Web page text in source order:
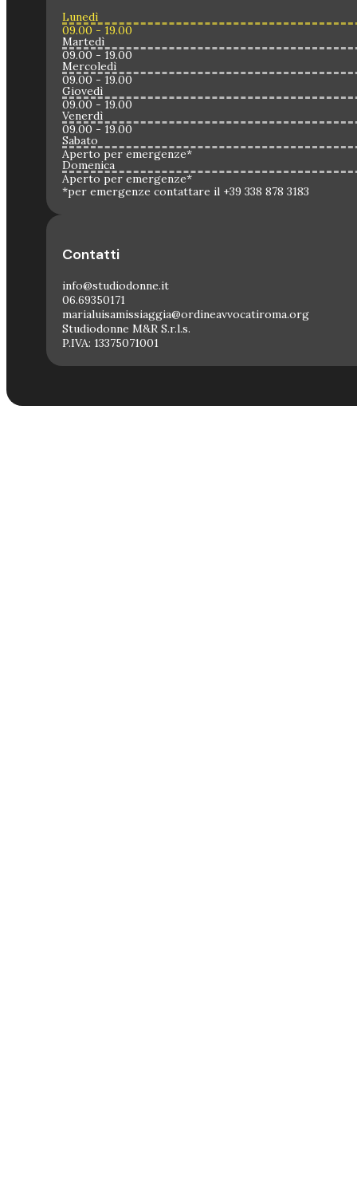
Lunedì
09.00 - 19.00
Martedì
09.00 - 19.00
Mercoledì
09.00 - 19.00
Giovedì
09.00 - 19.00
Venerdì
09.00 - 19.00
Sabato
Aperto per emergenze*
Domenica
Aperto per emergenze*
*per emergenze contattare il +39 338 878 3183
Contatti
info@studiodonne.it
06.69350171
marialuisamissiaggia@ordineavvocatiroma.org
Studiodonne M&R S.r.l.s.
P.IVA: 13375071001